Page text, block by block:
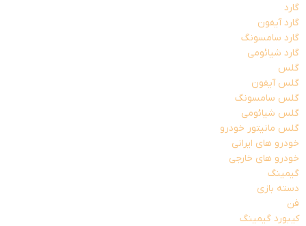
گارد
گارد آیفون
گارد سامسونگ
گارد شیائومی
گلس
گلس آیفون
گلس سامسونگ
گلس شیائومی
گلس مانیتور خودرو
خودرو های ایرانی
خودرو های خارجی
گیمینگ
دسته بازی
فن
کیبورد گیمینگ